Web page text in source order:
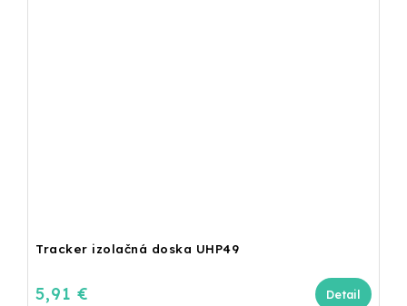
Tracker izolačná doska UHP49
5,91 € Detail